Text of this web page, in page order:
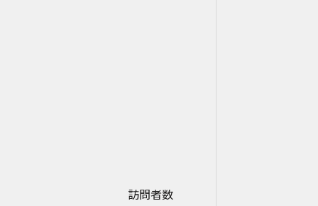
訪問者数